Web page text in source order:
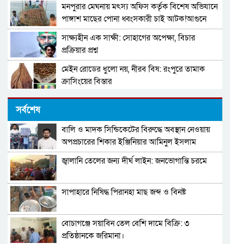
মনপুরার মেঘনায় মৎস্য অফিস কর্তৃক বিশেষ অভিযানে
পাঙ্গাশ মাছের পোনা ধ্বংসকারী চাই আটক!আগুনে
পুড়িয়ে ধ্বংস
সাক্ষ্যহীন এক সাক্ষী: সোহাগের অপেক্ষা, বিচার
প্রক্রিয়ার প্রশ্ন
মেইন রোডের ধুলো নয়, নীরব বিষ: রংপুরে তামাক
ক্রাসিংয়ের বিস্তার
ঘাটাইলে গভীর রাতে ভয়াবহ ডাকাতি: পুলিশ পরিচয়ে
টাংগাইলে ১৬হাজার লিটার তেল মজুত,ফিলিং
স্টেশনকে জরিমানা।
টাংগাইলে ১৬হাজার লিটার তেল মজুত,ফিলিং
মনপুরা থেকে মিয়ানমারে পণ্য পাঁচার কালে সমুদ্রগামী
প্রভাবশালীদের ছত্রছায়ায় মাদক বাণিজ্য : আতঙ্কে
এলাকাবাসী
সর্বশেষ
বালি ও মাদক সিন্ডিকেটের বিরুদ্ধে অবস্থান নেওয়ায়
অপপ্রচারের শিকার ইঞ্জিনিয়ার আমিনুল ইসলাম
ডালিমের অভিযোগ
জ্বালানি তেলের জন্য দীর্ঘ লাইন: জনভোগান্তি চরমে
সাপাহারে নিষিদ্ধ পিরানহা মাছ জব্দ ও বিনষ্ট
বোচাগঞ্জে সয়াবিন তেল বেশি দামে বিক্রি: ৩
প্রতিষ্ঠানকে জরিমানা।